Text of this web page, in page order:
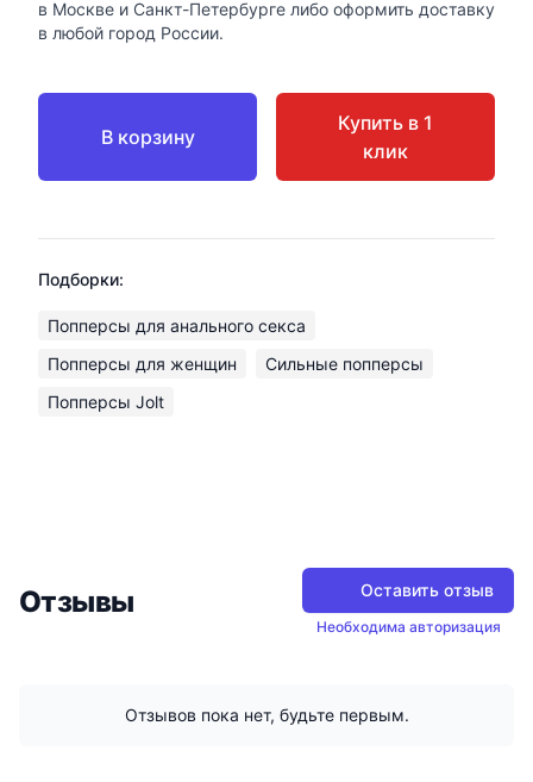
в Москве и Санкт-Петербурге либо оформить доставку
в любой город России.
В корзину
Купить в 1
клик
Подборки:
Попперсы для анального секса
Попперсы для женщин
Сильные попперсы
Попперсы Jolt
Отзывы Оставить отзыв
Необходима авторизация
Отзывов пока нет, будьте первым.